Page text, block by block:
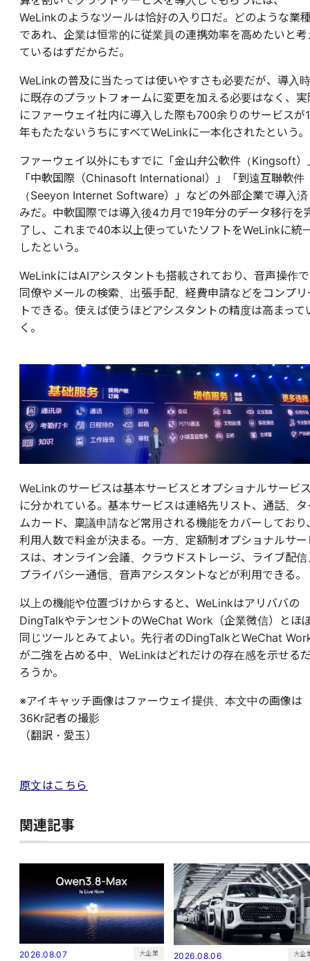
WeLinkのようなツールは恰好の入り口だ。どのような業
であれ、企業は恒常的に従業員の連携効率を高めたいと考
ているはずだからだ。
WeLinkの普及に当たっては使いやすさも必要だが、導入時
に既存のプラットフォームに変更を加える必要はなく、実
にファーウェイ社内に導入した際も700余りのサービスが1
年もたたないうちにすべてWeLinkに一本化されたという。
ファーウェイ以外にもすでに「金山弁公軟件（Kingsoft）
「中軟国際（Chinasoft International）」「到遠互聯軟件
（Seeyon Internet Software）」などの外部企業で導入済
みだ。中軟国際では導入後4カ月で19年分のデータ移行を
了し、これまで40本以上使っていたソフトをWeLinkに統
したという。
WeLinkにはAIアシスタントも搭載されており、音声操作で
同僚やメールの検索、出張手配、経費申請などをコンプリ
トできる。使えば使うほどアシスタントの精度は高まって
く。
WeLinkのサービスは基本サービスとオプショナルサービ
に分かれている。基本サービスは連絡先リスト、通話、タ
ムカード、稟議申請など常用される機能をカバーしており
利用人数で料金が決まる。一方、定額制オプショナルサー
スは、オンライン会議、クラウドストレージ、ライブ配信
プライバシー通信、音声アシスタントなどが利用できる。
以上の機能や位置づけからすると、WeLinkはアリババの
DingTalkやテンセントのWeChat Work（企業微信）とほ
同じツールとみてよい。先行者のDingTalkとWeChat
が二強を占める中、WeLinkはどれだけの存在感を示せる
ろうか。
※アイキャッチ画像はファーウェイ提供、本文中の画像は
36Kr記者の撮影
（翻訳・愛玉）
原文はこちら
関連記事
2026.08.07 大企業 2026.08.06 大企